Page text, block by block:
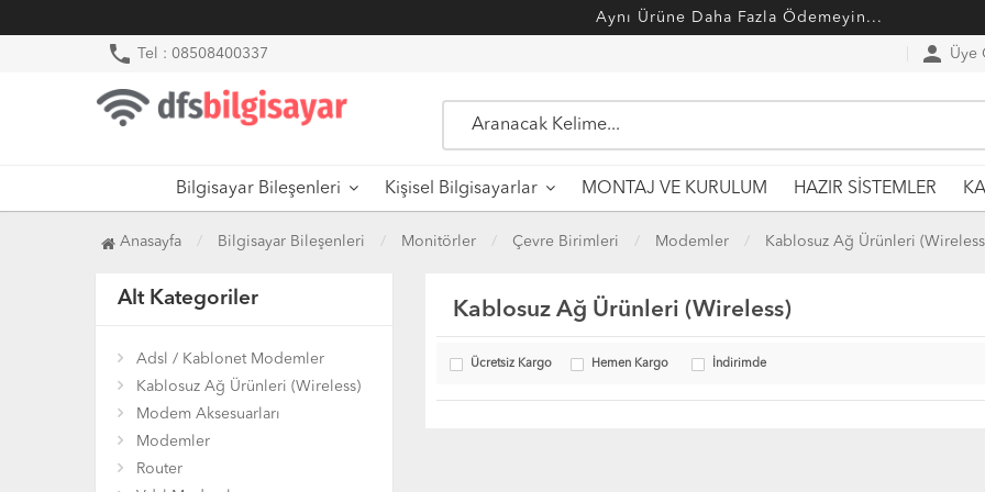
Aynı Ürüne Daha Fazla Ödemeyin...
phone Tel : 08508400337 person Üye
Bilgisayar Bileşenleri Kişisel Bilgisayarlar MONTAJ VE KURULUM HAZIR SİSTEMLER
Anasayfa Bilgisayar Bileşenleri Monitörler Çevre Birimleri Modemler Kablosuz Ağ Ürünleri
Alt Kategoriler
Adsl / Kablonet Modemler
Kablosuz Ağ Ürünleri (Wireless)
Modem Aksesuarları
Modemler
Router
Kablosuz Ağ Ürünleri (Wireless)
Ücretsiz Kargo Hemen Kargo İndirimde